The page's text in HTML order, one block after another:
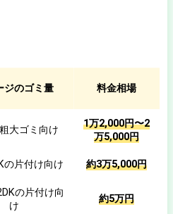
ジのゴミ量 料金相場
大ゴミ向け
1万2,000円〜2
万5,000円
の片付け向け 約3万5,000円
の片付け向
け
約5万円